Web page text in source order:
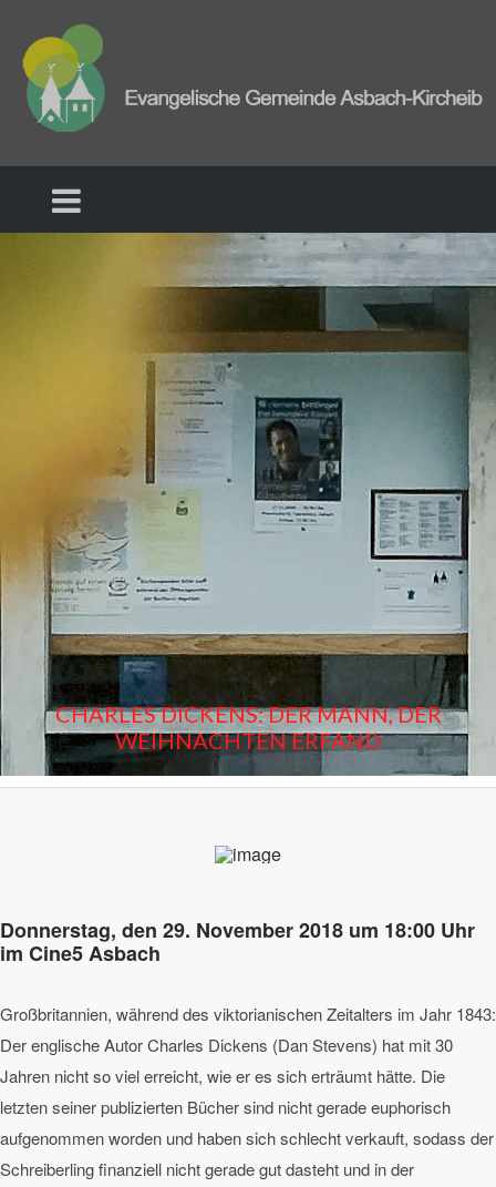
CHARLES DICKENS: DER MANN, DER
WEIHNACHTEN ERFAND
Donnerstag, den 29. November 2018 um 18:00 Uhr
im Cine5 Asbach
Großbritannien, während des viktorianischen Zeitalters im Jahr 1843:
Der englische Autor Charles Dickens (Dan Stevens) hat mit 30
Jahren nicht so viel erreicht, wie er es sich erträumt hätte. Die
letzten seiner publizierten Bücher sind nicht gerade euphorisch
aufgenommen worden und haben sich schlecht verkauft, sodass der
Schreiberling finanziell nicht gerade gut dasteht und in der